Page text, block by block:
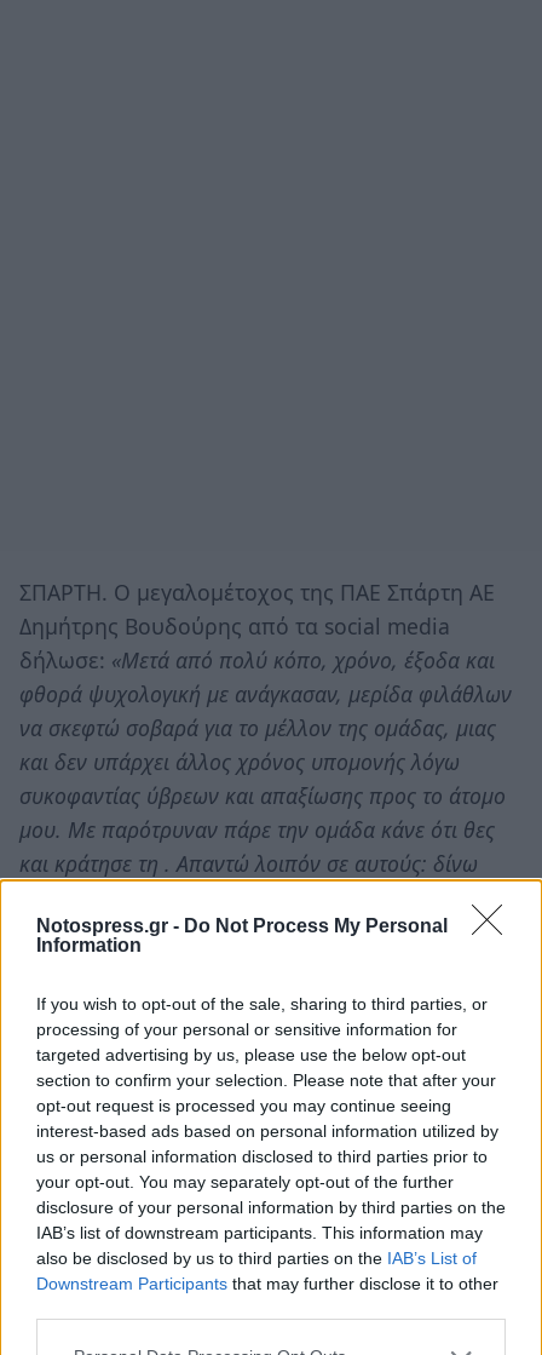
Notospress.gr - Do Not Process My Personal
Information
If you wish to opt-out of the sale, sharing to third parties, or
processing of your personal or sensitive information for
targeted advertising by us, please use the below opt-out
section to confirm your selection. Please note that after your
opt-out request is processed you may continue seeing
interest-based ads based on personal information utilized by
us or personal information disclosed to third parties prior to
your opt-out. You may separately opt-out of the further
disclosure of your personal information by third parties on the
IAB’s list of downstream participants. This information may
also be disclosed by us to third parties on the IAB’s List of
Downstream Participants that may further disclose it to other
ΣΠΑΡΤΗ. O μεγαλομέτοχος της ΠΑΕ Σπάρτη ΑΕ
Δημήτρης Βουδούρης από τα social media
δήλωσε: «Μετά από πολύ κόπο, χρόνο, έξοδα και
φθορά ψυχολογική με ανάγκασαν, μερίδα φιλάθλων
να σκεφτώ σοβαρά για το μέλλον της ομάδας, μιας
και δεν υπάρχει άλλος χρόνος υπομονής λόγω
συκοφαντίας ύβρεων και απαξίωσης προς το άτομο
μου. Με παρότρυναν πάρε την ομάδα κάνε ότι θες
και κράτησε τη . Απαντώ λοιπόν σε αυτούς: δίνω
πάρει δωρεάν τις μετοχές και να κρατήσει την
πάει στο Πρωτοδικείο. Εσείς λοιπόν που είσαστε τα
αφεντικά και βγάζετε ανακοινώσεις ότι εμείς θα
ρίξουμε ή θα κρατήσουμε την ομάδα "ΔΩΡΙΕΙΣ" ήρθε
η ώρα λοιπόν να αποδείξετε πόσο αγαπάτε την
ομάδα. «ΣΩΤΗΡΕΣ»…»